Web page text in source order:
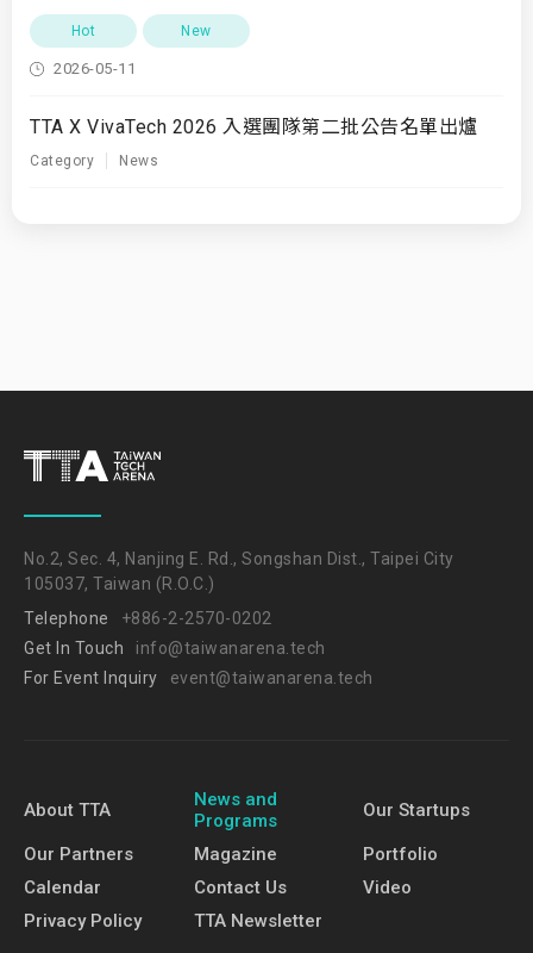
Hot New
2026-05-11
TTA X VivaTech 2026 入選團隊第二批公告名單出爐
Category News
No.2, Sec. 4, Nanjing E. Rd., Songshan Dist., Taipei City
105037, Taiwan (R.O.C.)
Telephone
+886-2-2570-0202
Get In Touch
info@taiwanarena.tech
For Event Inquiry
event@taiwanarena.tech
About TTA
News and
Programs
Our Startups
Our Partners Magazine
Portfolio
Calendar
Contact Us
Video
Privacy Policy
TTA Newsletter